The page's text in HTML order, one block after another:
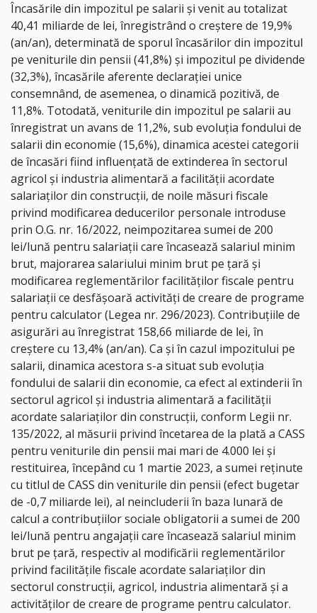
Încasările din impozitul pe salarii şi venit au totalizat
40,41 miliarde de lei, înregistrând o creştere de 19,9%
(an/an), determinată de sporul încasărilor din impozitul
pe veniturile din pensii (41,8%) şi impozitul pe dividende
(32,3%), încasările aferente declaraţiei unice
consemnând, de asemenea, o dinamică pozitivă, de
11,8%. Totodată, veniturile din impozitul pe salarii au
înregistrat un avans de 11,2%, sub evoluţia fondului de
salarii din economie (15,6%), dinamica acestei categorii
de încasări fiind influenţată de extinderea în sectorul
agricol şi industria alimentară a facilităţii acordate
salariaţilor din construcţii, de noile măsuri fiscale
privind modificarea deducerilor personale introduse
prin O.G. nr. 16/2022, neimpozitarea sumei de 200
lei/lună pentru salariaţii care încasează salariul minim
brut, majorarea salariului minim brut pe ţară şi
modificarea reglementărilor facilităţilor fiscale pentru
salariaţii ce desfăşoară activităţi de creare de programe
pentru calculator (Legea nr. 296/2023). Contribuţiile de
asigurări au înregistrat 158,66 miliarde de lei, în
creştere cu 13,4% (an/an). Ca şi în cazul impozitului pe
salarii, dinamica acestora s-a situat sub evoluţia
fondului de salarii din economie, ca efect al extinderii în
sectorul agricol şi industria alimentară a facilităţii
acordate salariaţilor din construcţii, conform Legii nr.
135/2022, al măsurii privind încetarea de la plată a CASS
pentru veniturile din pensii mai mari de 4.000 lei şi
restituirea, începând cu 1 martie 2023, a sumei reţinute
cu titlul de CASS din veniturile din pensii (efect bugetar
de -0,7 miliarde lei), al neincluderii în baza lunară de
calcul a contribuţiilor sociale obligatorii a sumei de 200
lei/lună pentru angajaţii care încasează salariul minim
brut pe ţară, respectiv al modificării reglementărilor
privind facilităţile fiscale acordate salariaţilor din
sectorul construcţii, agricol, industria alimentară şi a
activităţilor de creare de programe pentru calculator.